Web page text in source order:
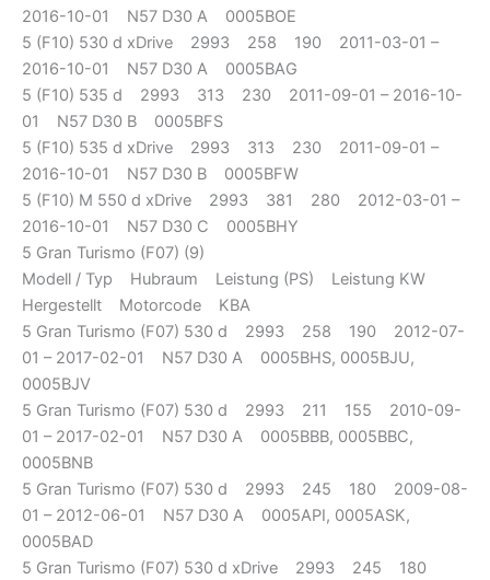
2016-10-01 N57 D30 A 0005BOE
5 (F10) 530 d xDrive 2993 258 190 2011-03-01 –
2016-10-01 N57 D30 A 0005BAG
5 (F10) 535 d 2993 313 230 2011-09-01 – 2016-10-
01 N57 D30 B 0005BFS
5 (F10) 535 d xDrive 2993 313 230 2011-09-01 –
2016-10-01 N57 D30 B 0005BFW
5 (F10) M 550 d xDrive 2993 381 280 2012-03-01 –
2016-10-01 N57 D30 C 0005BHY
5 Gran Turismo (F07) (9)
Modell / Typ Hubraum Leistung (PS) Leistung KW
Hergestellt Motorcode KBA
5 Gran Turismo (F07) 530 d 2993 258 190 2012-07-
01 – 2017-02-01 N57 D30 A 0005BHS, 0005BJU,
0005BJV
5 Gran Turismo (F07) 530 d 2993 211 155 2010-09-
01 – 2017-02-01 N57 D30 A 0005BBB, 0005BBC,
0005BNB
5 Gran Turismo (F07) 530 d 2993 245 180 2009-08-
01 – 2012-06-01 N57 D30 A 0005API, 0005ASK,
0005BAD
5 Gran Turismo (F07) 530 d xDrive 2993 245 180